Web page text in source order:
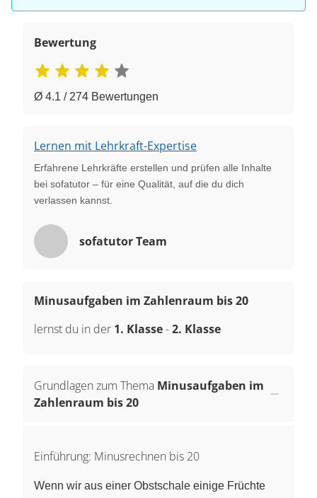
Bewertung
Ø 4.1 / 274 Bewertungen
Lernen mit Lehrkraft-Expertise
Erfahrene Lehrkräfte erstellen und prüfen alle Inhalte
bei sofatutor – für eine Qualität, auf die du dich
verlassen kannst.
sofatutor Team
Minusaufgaben im Zahlenraum bis 20
lernst du in der 1. Klasse-2. Klasse
Grundlagen zum Thema Minusaufgaben im
Zahlenraum bis 20
Einführung: Minusrechnen bis 20
Wenn wir aus einer Obstschale einige Früchte